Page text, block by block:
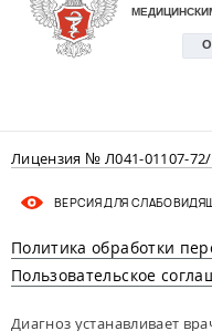
Лицензия № Л041-01107-72/
ВЕРСИЯ ДЛЯ
Политика обработки
Пользовательское
Диагноз устанавливает